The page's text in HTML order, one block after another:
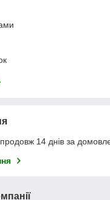
14 днів за